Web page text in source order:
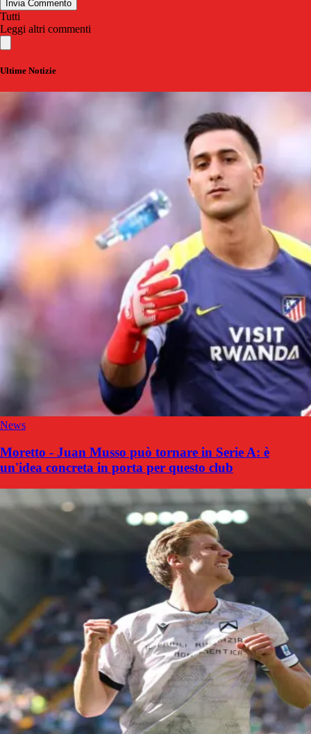
Invia Commento
Tutti
Leggi altri commenti
Ultime Notizie
News
Moretto - Juan Musso può tornare in Serie A: è
un'idea concreta in porta per questo club